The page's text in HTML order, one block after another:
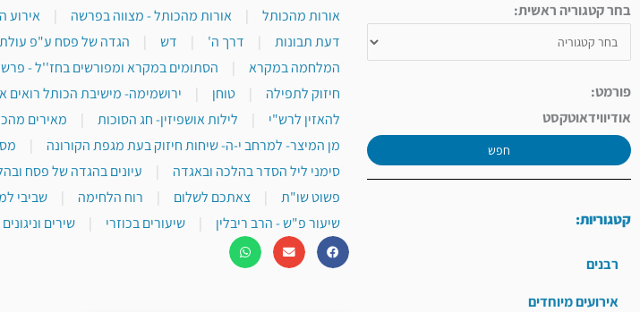
בחר קטגוריה ראשית:
פורמט:
אודיווידאוטקסט
חפש
קטגוריות:
רבנים
אירועים מיוחדים
אורות מהכותל
| אורות מהכותל - מצווה בפרשה | אירוע
דעת תבונות
| דרך ה' | דש | הגדה של פסח ע"פ
המלחמה במקרא
| הסתומים במקרא ומפורשים בחז''ל -
חיזוק לתפילה
| טוחן | ירושמימה- מישיבת הכותל רואים
להאזין לרש"י
| לילות אושפיזין- חג הסוכות | מאירים
מן המיצר- למרחב י-ה- שיחות חיזוק בעת מגפת הקורונה
|
סימני ליל הסדר בהלכה ובאגדה
| עיונים בהגדה של פסח
פשוט שו"ת
| צאתכם לשלום | רוח הלחימה | שביבי
שיעור פ"ש - הרב ריבלין
| שיעורים בכוזרי | שירים וניגונים